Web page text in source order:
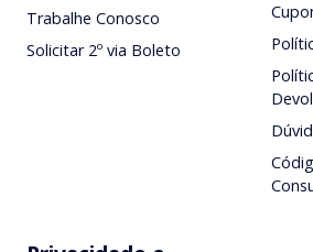
Trabalhe Conosco
Solicitar 2º via Boleto